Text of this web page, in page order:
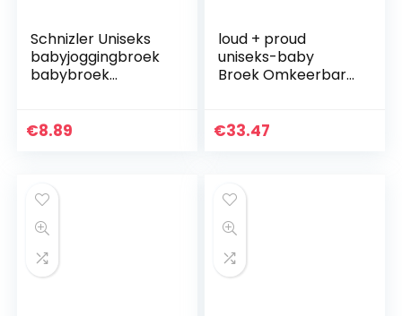
Schnizler Uniseks
babyjoggingbroek
babybroek
buikomslag, Oeko-
€8.89
loud + proud
uniseks-baby
Broek Omkeerbare
Gots gecertificeerd
€33.47